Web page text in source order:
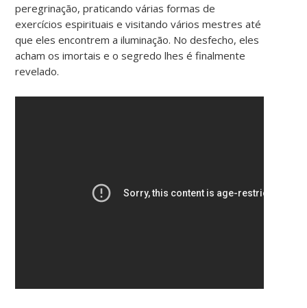
peregrinação, praticando várias formas de
exercícios espirituais e visitando vários mestres até
que eles encontrem a iluminação. No desfecho, eles
acham os imortais e o segredo lhes é finalmente
revelado.